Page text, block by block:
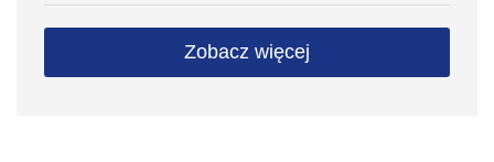
Zobacz więcej